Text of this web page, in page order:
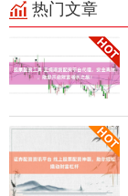
热门文章